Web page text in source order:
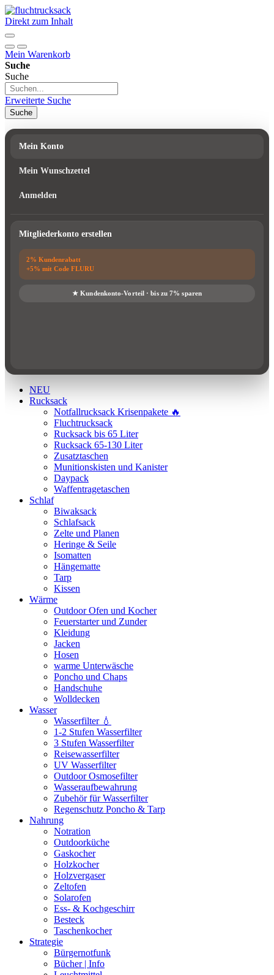
Direkt zum Inhalt
Mein Warenkorb
Suche
Suche
Erweiterte Suche
Suche
Mein Konto
Mein Wunschzettel
Anmelden
Mitgliederkonto erstellen
NEU
Rucksack
Notfallrucksack Krisenpakete 🔥
Fluchtrucksack
Rucksack bis 65 Liter
Rucksack 65-130 Liter
Zusatztaschen
Munitionskisten und Kanister
Daypack
Waffentragetaschen
Schlaf
Biwaksack
Schlafsack
Zelte und Planen
Heringe & Seile
Isomatten
Hängematte
Tarp
Kissen
Wärme
Outdoor Ofen und Kocher
Feuerstarter und Zunder
Kleidung
Jacken
Hosen
warme Unterwäsche
Poncho und Chaps
Handschuhe
Wolldecken
Wasser
Wasserfilter 💧
1-2 Stufen Wasserfilter
3 Stufen Wasserfilter
Reisewasserfilter
UV Wasserfilter
Outdoor Osmosefilter
Wasseraufbewahrung
Zubehör für Wasserfilter
Regenschutz Poncho & Tarp
Nahrung
Notration
Outdoorküche
Gaskocher
Holzkocher
Holzvergaser
Zeltofen
Solarofen
Ess- & Kochgeschirr
Besteck
Taschenkocher
Strategie
Bürgernotfunk
Bücher | Info